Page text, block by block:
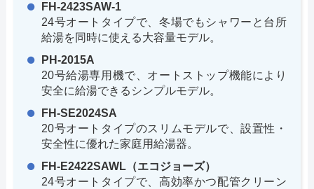
FH-2423SAW-1
24号オートタイプで、冬場でもシャワーと台所
給湯を同時に使える大容量モデル。
PH-2015A
20号給湯専用機で、オートストップ機能により
安全に給湯できるシンプルモデル。
FH-SE2024SA
20号オートタイプのスリムモデルで、設置性・
安全性に優れた家庭用給湯器。
FH-E2422SAWL（エコジョーズ）
24号オートタイプで、高効率かつ配管クリーン